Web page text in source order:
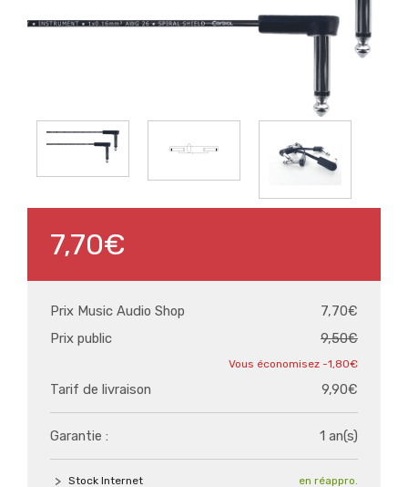
7,70€
Prix Music Audio Shop
7,70€
Prix public
9,50€
-1,80€
Tarif de livraison 9,90€
Garantie : 1 an(s)
Stock Internet en réappro.